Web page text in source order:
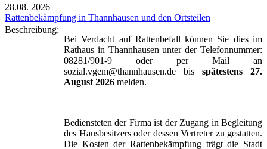
28.08. 2026
Rattenbekämpfung in Thannhausen und den Ortsteilen
Beschreibung:
Bei Verdacht auf Rattenbefall können Sie dies im
Rathaus in Thannhausen unter der Telefonnummer:
08281/901-9 oder per Mail an
sozial.vgem@thannhausen.de bis spätestens 27.
August 2026 melden.
Bediensteten der Firma ist der Zugang in Begleitung
des Hausbesitzers oder dessen Vertreter zu gestatten.
Die Kosten der Rattenbekämpfung trägt die Stadt